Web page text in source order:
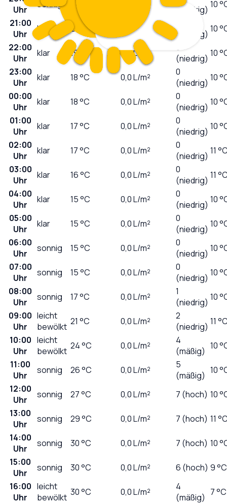
Uhr
sonnig 25
(niedrig) 10
21:00
Uhr
klar 21 °C L/m²
(niedrig) 10
22:00
Uhr
klar 19 °C 0,0L/m²
0
(niedrig) 10
23:00
Uhr
klar 18°C 0,0L/m²
0
(niedrig) 10
00:00
Uhr
klar 18°C 0,0L/m²
0
(niedrig) 10
01:00
Uhr
klar 17°C 0,0L/m²
0
(niedrig) 10
02:00
Uhr
klar 17°C 0,0L/m²
0
(niedrig) 11
03:00
Uhr
klar 16°C 0,0L/m²
0
(niedrig) 11
04:00
Uhr
klar 15°C 0,0L/m²
0
(niedrig) 10
05:00
Uhr
klar 15°C 0,0L/m²
0
(niedrig) 10
06:00
Uhr
sonnig 15°C 0,0L/m²
0
(niedrig) 10
07:00
Uhr
sonnig 15°C 0,0L/m²
0
(niedrig) 10
08:00
Uhr
sonnig 17°C 0,0L/m²
1
(niedrig) 10
09:00
Uhr
leicht
bewölkt 21 °C 0,0L/m²
2
(niedrig) 11
10:00
Uhr
leicht
bewölkt 24°C 0,0L/m²
4
(mäßig) 10
11:00
Uhr
sonnig 26°C 0,0L/m²
5
(mäßig) 10
12:00
Uhr
sonnig 27°C 0,0L/m² 7 (hoch) 10
13:00
Uhr
sonnig 29°C 0,0L/m² 7 (hoch) 11
14:00
Uhr
sonnig 30°C 0,0L/m² 7 (hoch) 10
15:00
Uhr
sonnig 30°C 0,0L/m² 6 (hoch) 9 °C
16:00
Uhr
leicht
bewölkt 30°C 0,0L/m²
4
(mäßig) 7 °C